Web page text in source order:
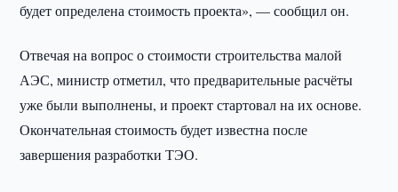
будет определена стоимость проекта», — сообщил он.
Отвечая на вопрос о стоимости строительства малой
АЭС, министр отметил, что предварительные расчёты
уже были выполнены, и проект стартовал на их основе.
Окончательная стоимость будет известна после
завершения разработки ТЭО.